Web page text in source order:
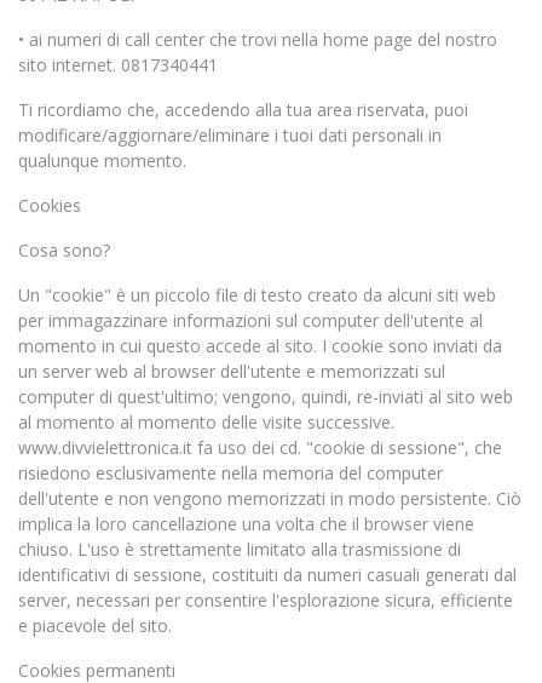
• ai numeri di call center che trovi nella home page del nostro
sito internet. 0817340441
Ti ricordiamo che, accedendo alla tua area riservata, puoi
modificare/aggiornare/eliminare i tuoi dati personali in
qualunque momento.
Cookies
Cosa sono?
Un "cookie" è un piccolo file di testo creato da alcuni siti web
per immagazzinare informazioni sul computer dell'utente al
momento in cui questo accede al sito. I cookie sono inviati da
un server web al browser dell'utente e memorizzati sul
computer di quest'ultimo; vengono, quindi, re-inviati al sito web
al momento al momento delle visite successive.
www.divvielettronica.it fa uso dei cd. "cookie di sessione", che
risiedono esclusivamente nella memoria del computer
dell'utente e non vengono memorizzati in modo persistente. Ciò
implica la loro cancellazione una volta che il browser viene
chiuso. L'uso è strettamente limitato alla trasmissione di
identificativi di sessione, costituiti da numeri casuali generati dal
server, necessari per consentire l'esplorazione sicura, efficiente
e piacevole del sito.
Cookies permanenti